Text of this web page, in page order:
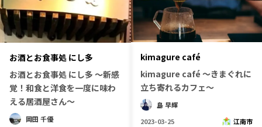
お酒とお食事処 にし多
お酒とお食事処 にし多 〜新感
覚！和食と洋食を一度に味わ
える居酒屋さん～
岡田 千優
kimagure café
kimagure café ～きまぐれに
立ち寄れるカフェ～
島 早輝
2023-03-25
江南市